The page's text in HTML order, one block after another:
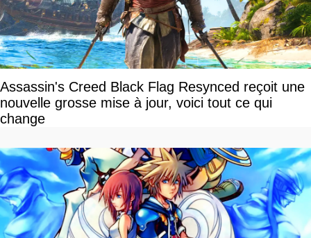
Assassin's Creed Black Flag Resynced reçoit une
nouvelle grosse mise à jour, voici tout ce qui
change